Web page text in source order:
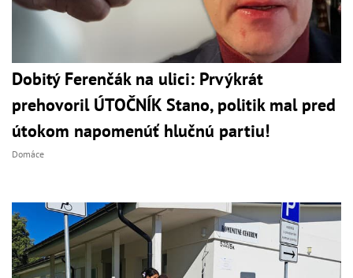
Dobitý Ferenčák na ulici: Prvýkrát
prehovoril ÚTOČNÍK Stano, politik mal pred
útokom napomenúť hlučnú partiu!
Domáce